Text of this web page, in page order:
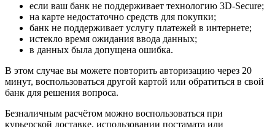
если ваш банк не поддерживает технологию 3D-Secure;
на карте недостаточно средств для покупки;
банк не поддерживает услугу платежей в интернете;
истекло время ожидания ввода данных;
в данных была допущена ошибка.
В этом случае вы можете повторить авторизацию через 20
минут, воспользоваться другой картой или обратиться в свой
банк для решения вопроса.
Безналичным расчётом можно воспользоваться при
курьерской доставке, использовании постамата или